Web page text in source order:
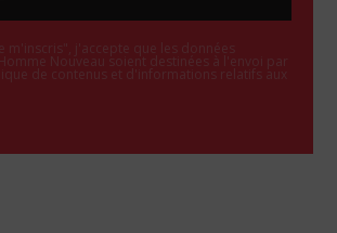
m'inscris", j'accepte que les données
Nouveau soient destinées à l'envoi par
de contenus et d'informations relatifs aux